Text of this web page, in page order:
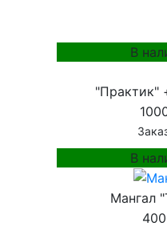
В
"Практик"
В
Мангал